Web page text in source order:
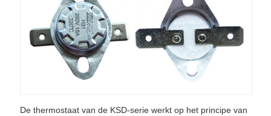
De thermostaat van de KSD-serie werkt op het principe van